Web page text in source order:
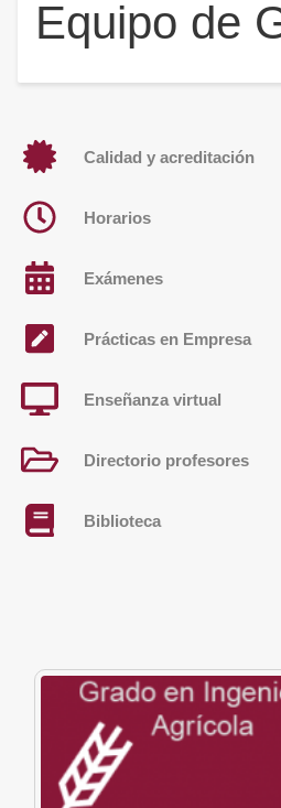
Equipo de
Calidad y acreditación
Horarios
Exámenes
Prácticas en Empresa
Enseñanza virtual
Directorio profesores
Biblioteca